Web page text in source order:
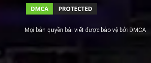
Mọi bản quyền bài viết được bảo vệ bởi DMCA